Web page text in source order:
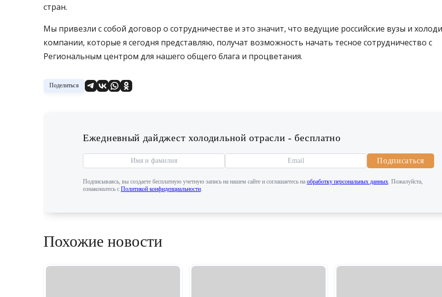
стран.
Мы привезли с собой договор о сотрудничестве и это значит, что ведущие российские вузы и
компании, которые я сегодня представляю, получат возможность начать тесное сотрудничество с
Региональным центром для нашего общего блага и процветания.
Поделиться
Ежедневный дайджест холодильной отрасли - бесплатно
Подписаться
Подписываясь, вы создаете бесплатную учетную запись на нашем сайте и соглашаетесь на обработку персональных данных. Пожалуйста,
ознакомьтесь с Политикой конфиденциальности.
Похожие новости